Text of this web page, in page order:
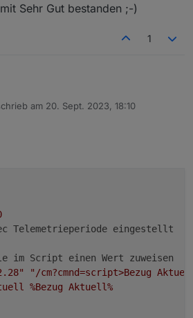
Sehr Gut bestanden ;-)
1
" "/cm?
am 20. Sept. 2023, 18:10
editiert von
Telemetrieperiode eingestellt
im Script einen Wert zuweisen
"/cm?cmnd=script>Bezug
%Bezug Aktuell%